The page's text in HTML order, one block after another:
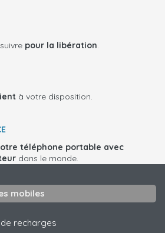
pour la libération.
à votre disposition.
téléphone portable avec
dans le monde.
mobiles
recharges